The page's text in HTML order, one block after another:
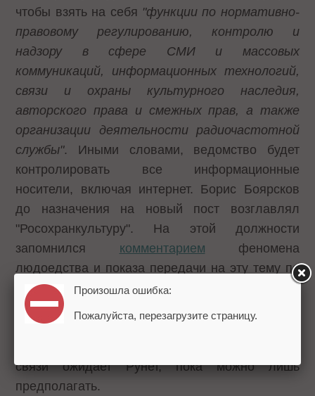
чтобы взять на себя "функции по нормативно-
правовому регулированию, контролю и
надзору в сфере СМИ и массовых
коммуникаций, информационных технологий,
связи и охраны культурного наследия,
авторского права и смежных прав, а также
организации деятельности радиочастотной
службы". Иными словами, ведомство будет
контролировать все информационные
носители, включая интернет. Борис Боярсков
до назначения на новый пост возглавлял
"Росохранкультуру". На этой должности
запомнился комментарием феномена
людоедства и показа передачи на эту тему по
НТВ. Судя по жёсткости позиции, высказанной
в том выступлении, на новой должности г-н
Боярсков всерьёз возьмется за наведение
связи ожидает Рунет, пока можно лишь
предполагать.
Произошла ошибка:
Пожалуйста, перезагрузите страницу.